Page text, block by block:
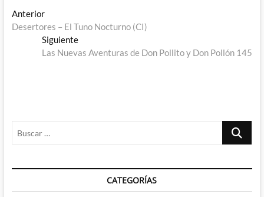
Navegación
de
entradas
AnteriorEntrada
anterior:
Desertores – El Tuno Nocturno (CI)
SiguienteEntrada
siguiente:
Las Nuevas Aventuras de Don Pollito y Don Pollón 145
Buscar
CATEGORÍAS